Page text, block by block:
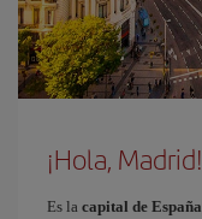
¡Hola, Madrid!
Es la capital de España